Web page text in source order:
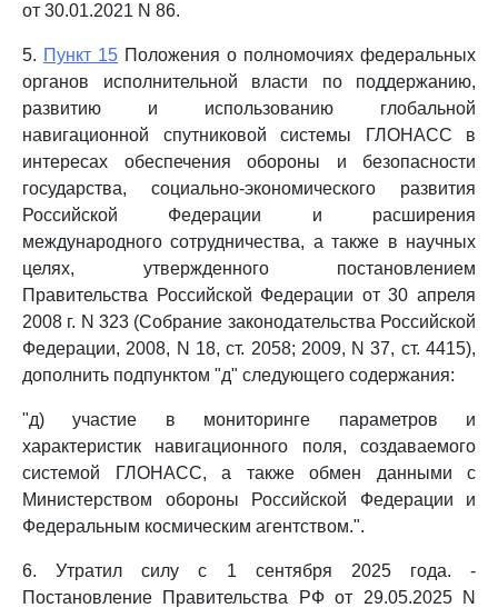
от 30.01.2021 N 86.
5. Пункт 15 Положения о полномочиях федеральных
органов исполнительной власти по поддержанию,
развитию и использованию глобальной
навигационной спутниковой системы ГЛОНАСС в
интересах обеспечения обороны и безопасности
государства, социально-экономического развития
Российской Федерации и расширения
международного сотрудничества, а также в научных
целях, утвержденного постановлением
Правительства Российской Федерации от 30 апреля
2008 г. N 323 (Собрание законодательства Российской
Федерации, 2008, N 18, ст. 2058; 2009, N 37, ст. 4415),
дополнить подпунктом "д" следующего содержания:
"д) участие в мониторинге параметров и
характеристик навигационного поля, создаваемого
системой ГЛОНАСС, а также обмен данными с
Министерством обороны Российской Федерации и
Федеральным космическим агентством.".
6. Утратил силу с 1 сентября 2025 года. -
Постановление Правительства РФ от 29.05.2025 N